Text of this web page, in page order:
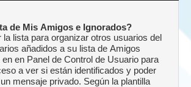
de Mis Amigos e Ignorados?
la lista para organizar otros usuarios del
añadidos a su lista de Amigos
en Panel de Control de Usuario para
a ver si están identificados y poder
mensaje privado. Según la plantilla